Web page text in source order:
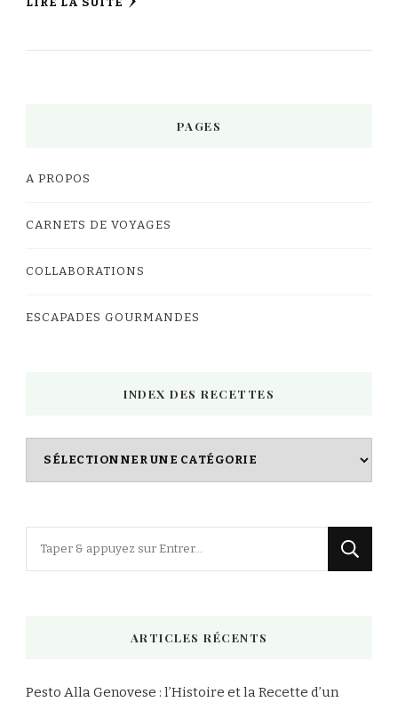
LIRE LA SUITE
PAGES
A PROPOS
CARNETS DE VOYAGES
COLLABORATIONS
ESCAPADES GOURMANDES
INDEX DES RECETTES
Index
ARTICLES RÉCENTS
Pesto Alla Genovese : l’Histoire et la Recette d’un